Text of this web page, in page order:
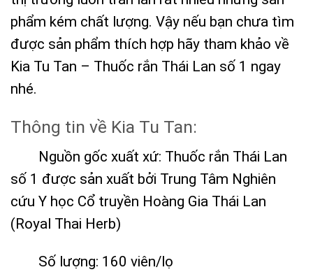
phẩm kém chất lượng. Vậy nếu bạn chưa tìm
được sản phẩm thích hợp hãy tham khảo về
Kia Tu Tan – Thuốc rắn Thái Lan số 1 ngay
nhé.
Thông tin về Kia Tu Tan:
Nguồn gốc xuất xứ: Thuốc rắn Thái Lan
số 1 được sản xuất bởi Trung Tâm Nghiên
cứu Y học Cổ truyền Hoàng Gia Thái Lan
(Royal Thai Herb)
Số lượng: 160 viên/lọ